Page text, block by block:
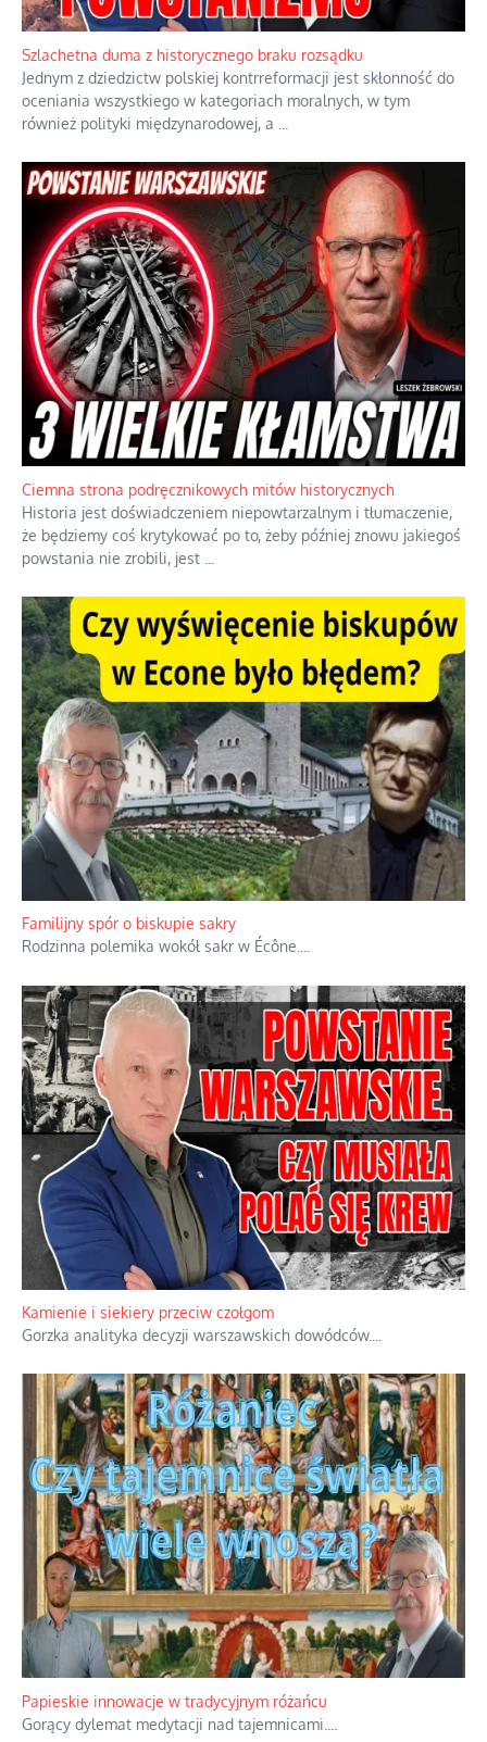
Szlachetna duma z historycznego braku rozsądku
Jednym z dziedzictw polskiej kontrreformacji jest skłonność do
oceniania wszystkiego w kategoriach moralnych, w tym
również polityki międzynarodowej, a
Ciemna strona podręcznikowych mitów historycznych
Historia jest doświadczeniem niepowtarzalnym i tłumaczenie,
że będziemy coś krytykować po to, żeby później znowu jakiegoś
powstania nie zrobili, jest
Familijny spór o biskupie sakry
Rodzinna polemika wokół sakr w Écône.
Kamienie i siekiery przeciw czołgom
Gorzka analityka decyzji warszawskich dowódców.
Papieskie innowacje w tradycyjnym różańcu
Gorący dylemat medytacji nad tajemnicami.